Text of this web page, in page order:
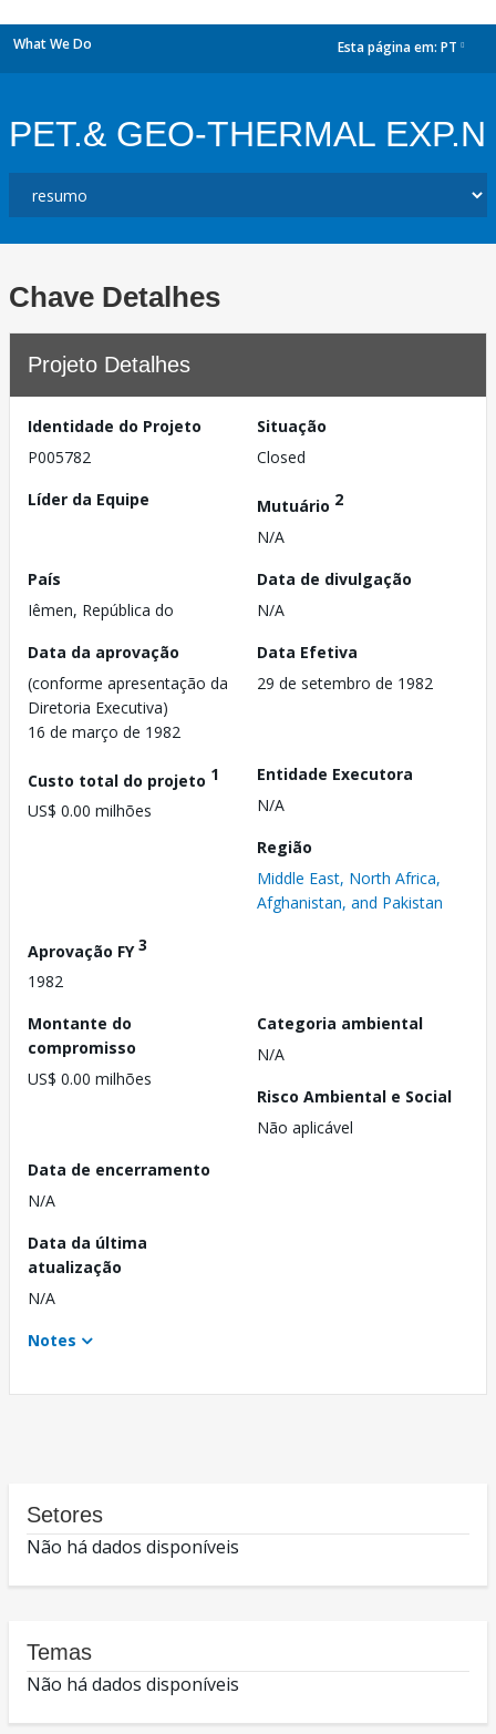
What We Do Esta página em: PT
PET.& GEO-THERMAL EXP.N
Chave Detalhes
Projeto Detalhes
Identidade do Projeto
P005782
Situação
Closed
Líder da Equipe
Mutuário 2
N/A
País
Iêmen, República do
Data de divulgação
N/A
Data da aprovação
(conforme apresentação da
Diretoria Executiva)
16 de março de 1982
Data Efetiva
29 de setembro de 1982
Custo total do projeto 1
US$ 0.00 milhões
Entidade Executora
N/A
Região
Middle East, North Africa,
Afghanistan, and Pakistan
Aprovação FY3
1982
Montante do
compromisso
US$ 0.00 milhões
Categoria ambiental
N/A
Risco Ambiental e Social
Não aplicável
Data de encerramento
N/A
Data da última
atualização
N/A
Notes
Setores
Não há dados disponíveis
Temas
Não há dados disponíveis